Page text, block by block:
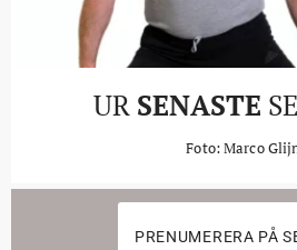
UR SENASTE
Foto: Marco
PRENUMERERA PÅ